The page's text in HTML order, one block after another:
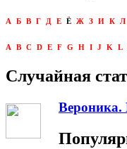
А Б В Г Д Е Ё Ж З И К Л
A B C D E F G H I J K L
Случайная
Вероника.